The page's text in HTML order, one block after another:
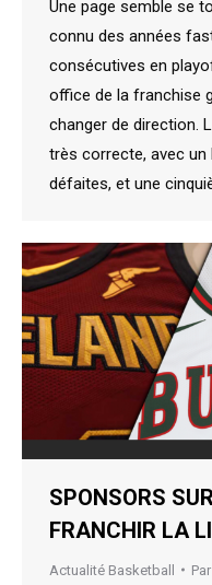
Une page semble se
connu des années
consécutives en
office de la franchise
changer de direction.
très correcte, avec un
défaites, et une
SPONSORS
FRANCHIR LA
Actualité Basketball Par